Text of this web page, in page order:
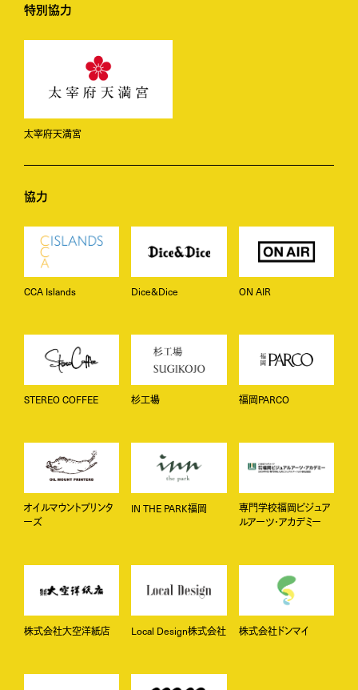
特別協力
太宰府天満宮
協力
CCA Islands Dice&Dice ON AIR
STEREO COFFEE 杉工場 福岡PARCO
オイルマウントプリンタ
ーズ
IN THE PARK福岡
専門学校福岡ビジュア
ルアーツ・アカデミー
株式会社大空洋紙店 Local Design株式会社 株式会社ドンマイ